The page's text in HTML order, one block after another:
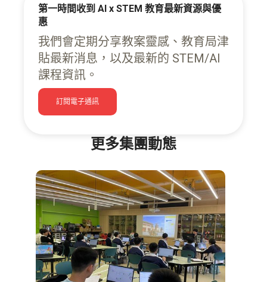
第一時間收到 AI x STEM 教育最新資源與優
惠
我們會定期分享教案靈感、教育局津
貼最新消息，以及最新的 STEM/AI
課程資訊。
訂閱電子通訊
更多集團動態